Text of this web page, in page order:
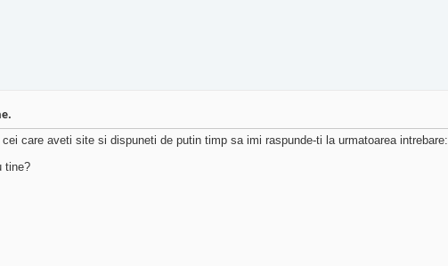
care aveti site si dispuneti de putin timp sa imi raspunde-ti la urmatoarea intrebare:
tine?